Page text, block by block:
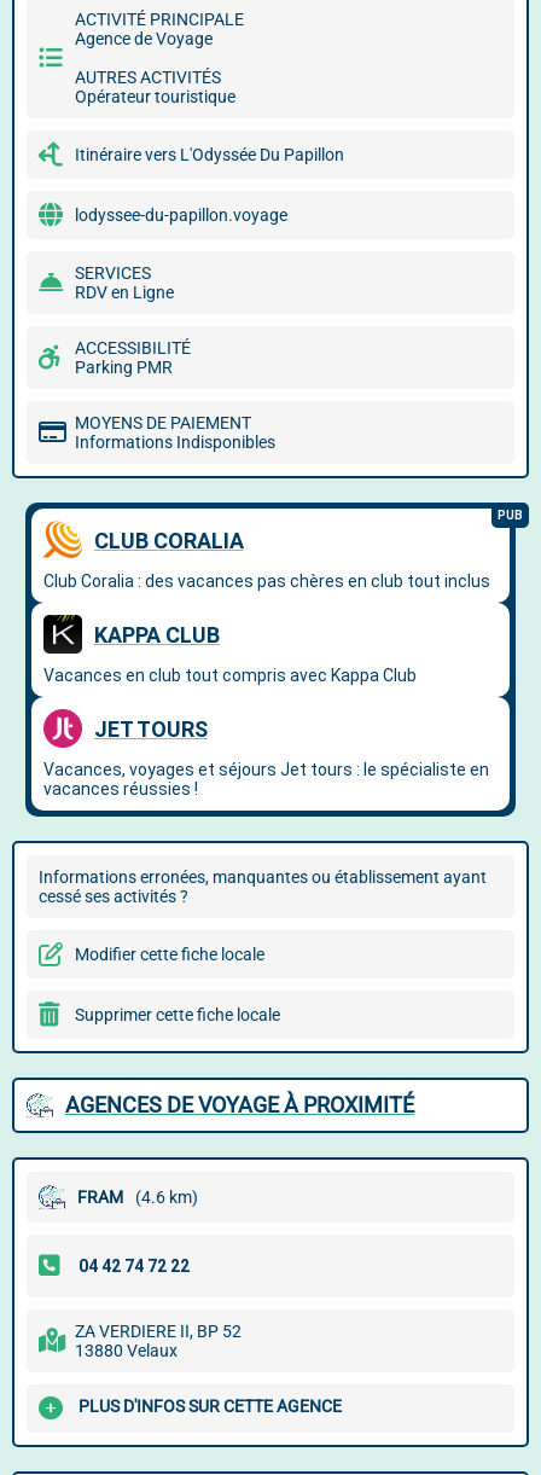
ACTIVITÉ PRINCIPALE
Agence de Voyage
AUTRES ACTIVITÉS
Opérateur touristique
Itinéraire vers L'Odyssée Du Papillon
lodyssee-du-papillon.voyage
SERVICES
RDV en Ligne
ACCESSIBILITÉ
Parking PMR
MOYENS DE PAIEMENT
Informations Indisponibles
Informations erronées, manquantes ou établissement ayant
cessé ses activités ?
Modifier cette fiche locale
Supprimer cette fiche locale
AGENCES DE VOYAGE À PROXIMITÉ
FRAM (4.6 km)
ZA VERDIERE II, BP 52
13880 Velaux
PLUS D'INFOS SUR CETTE AGENCE